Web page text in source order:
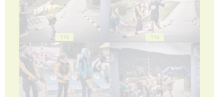
115 116